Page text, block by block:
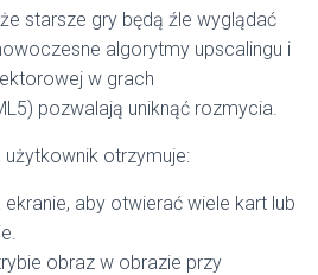
starsze gry będą źle wyglądać
algorytmy upscalingu i
w grach
pozwalają uniknąć rozmycia.
otrzymuje:
aby otwierać wiele kart lub
obraz w obrazie przy